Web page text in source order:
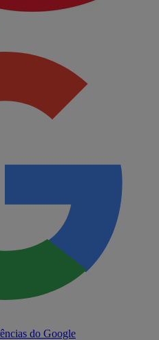
do Google